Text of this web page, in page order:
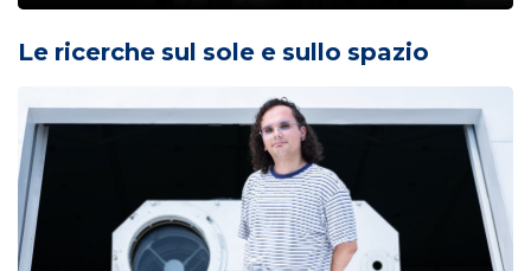
Le ricerche sul sole e sullo spazio